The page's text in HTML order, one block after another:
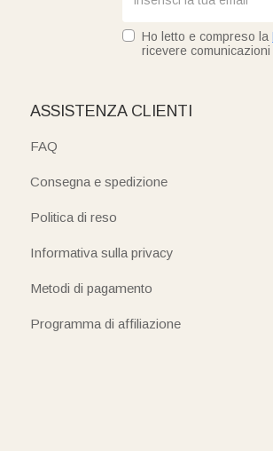
Ho letto e compreso la
ricevere
ASSISTENZA CLIENTI
FAQ
Consegna e spedizione
Politica di reso
Informativa sulla privacy
Metodi di pagamento
Programma di affiliazione